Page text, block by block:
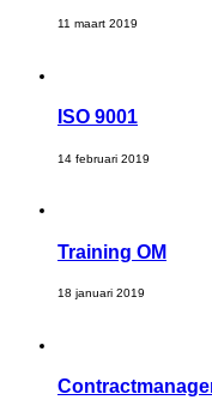
11 maart 2019
ISO 9001
14 februari 2019
Training OM
18 januari 2019